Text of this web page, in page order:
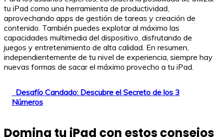
tu iPad como una herramienta de productividad,
aprovechando apps de gestión de tareas y creación de
contenido. También puedes explotar al máximo las
capacidades multimedia del dispositivo, disfrutando de
juegos y entretenimiento de alta calidad. En resumen,
independientemente de tu nivel de experiencia, siempre hay
nuevas formas de sacar el máximo provecho a tu iPad.
Desafío Candado: Descubre el Secreto de los 3
Números
Domina tu iPad con estos consejos